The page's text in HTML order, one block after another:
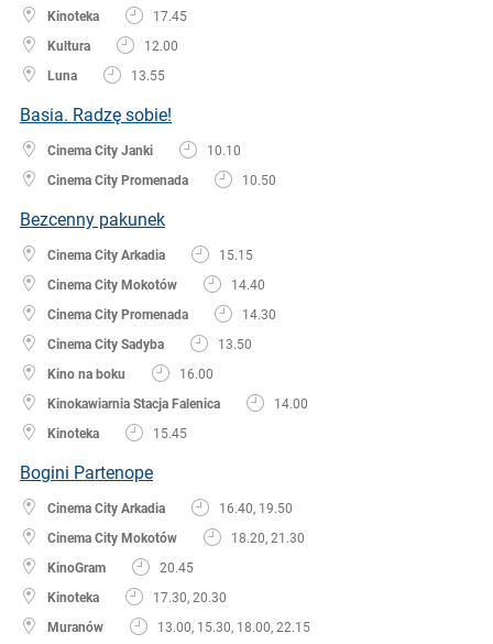
Kinoteka
17.45
Kultura
12.00
Luna
13.55
Basia. Radzę sobie!
Cinema City Janki
10.10
Cinema City Promenada
10.50
Bezcenny pakunek
Cinema City Arkadia
15.15
Cinema City Mokotów
14.40
Cinema City Promenada
14.30
Cinema City Sadyba
13.50
Kino na boku
16.00
Kinokawiarnia Stacja Falenica
14.00
Kinoteka
15.45
Bogini Partenope
Cinema City Arkadia
16.40, 19.50
Cinema City Mokotów
18.20, 21.30
KinoGram
20.45
Kinoteka
17.30, 20.30
Muranów
13.00, 15.30, 18.00, 22.15